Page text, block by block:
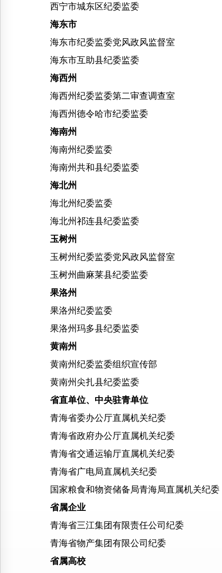
西宁市城东区纪委监委
海东市
海东市纪委监委党风政风监督室
海东市互助县纪委监委
海西州
海西州纪委监委第二审查调查室
海西州德令哈市纪委监委
海南州
海南州纪委监委
海南州共和县纪委监委
海北州
海北州纪委监委
海北州祁连县纪委监委
玉树州
玉树州纪委监委党风政风监督室
玉树州曲麻莱县纪委监委
果洛州
果洛州纪委监委
果洛州玛多县纪委监委
黄南州
黄南州纪委监委组织宣传部
黄南州尖扎县纪委监委
省直单位、中央驻青单位
青海省委办公厅直属机关纪委
青海省政府办公厅直属机关纪委
青海省交通运输厅直属机关纪委
青海省广电局直属机关纪委
国家粮食和物资储备局青海局直属机关纪委
省属企业
青海省三江集团有限责任公司纪委
青海省物产集团有限公司纪委
省属高校